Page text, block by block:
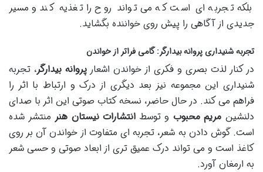
بلکه تجربه ای است که می تواند روح را تغذیه کند و مسیر
جدیدی از آگاهی را پیش روی خواننده بگشاید.
تجربه شنیداری پروانه بیدارگر: گامی فراتر از خواندن
در کنار لذت بصری و فکری از خواندن اشعار پروانه بیدارگر، تجربه
شنیداری این مجموعه نیز بعد دیگری از درک و ارتباط با اثر را
فراهم می کند. در حال حاضر، نسخه کتاب صوتی این اثر با صدای
دلنشین مریم محبوب و توسط انتشارات نیستان هنر منتشر شده
است. گوش دادن به شعر، تجربه ای متفاوت از خواندن آن بر روی
کاغذ است و می تواند درک عمیق تری از ابعاد صوتی و حسی شعر
به ارمغان آورد.